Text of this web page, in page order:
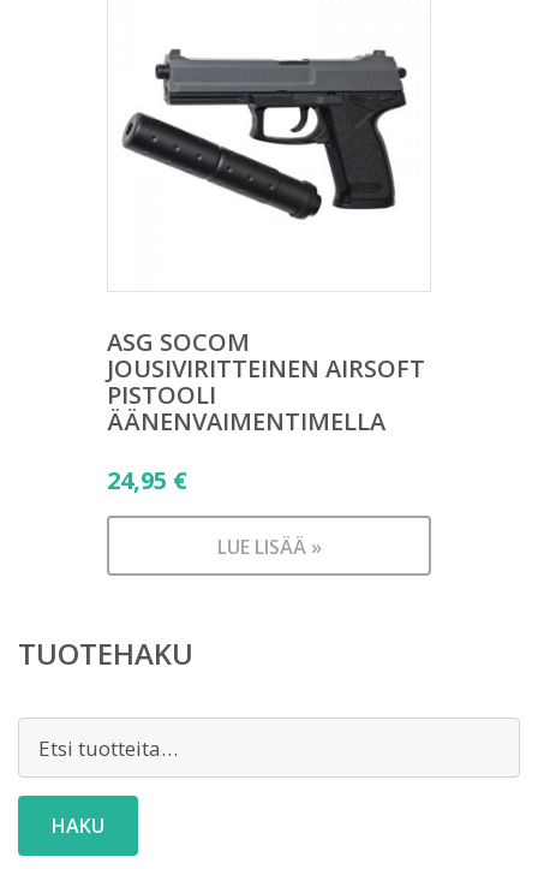
ASG SOCOM
JOUSIVIRITTEINEN AIRSOFT
PISTOOLI
ÄÄNENVAIMENTIMELLA
24,95 €
LUE LISÄÄ »
TUOTEHAKU
HAKU